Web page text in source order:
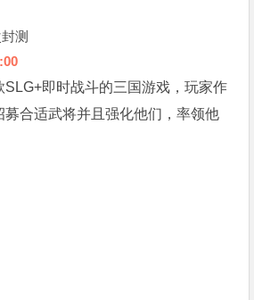
测
SLG+即时战斗的三国游戏，玩家作
募合适武将并且强化他们，率领他